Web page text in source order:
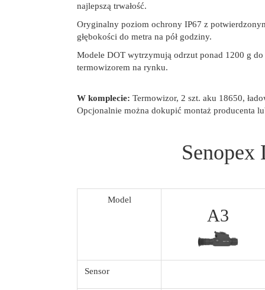
najlepszą trwałość.
Oryginalny poziom ochrony IP67 z
głębokości do metra na pół godziny.
Modele DOT wytrzymują odrzut ponad 1200 g
termowizorem na rynku.
W komplecie: Termowizor, 2 szt. aku 18650,
Opcjonalnie można dokupić montaż producenta
Model
A3
Sensor